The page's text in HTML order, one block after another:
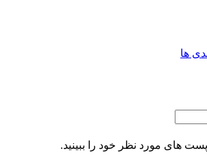
ها
های مورد نظر خود را ببینید.